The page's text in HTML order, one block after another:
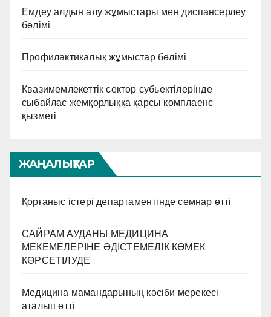
Емдеу алдын алу жұмыстары мен диспансерлеу
бөлімі
Профилактикалық жұмыстар бөлімі
Квазимемлекеттік сектор субьектілерінде
сыбайлас жемқорлыққа қарсы комплаенс
қызметі
ЖАҢАЛЫҚТАР
Қорғаныс істері департаментінде семнар өтті
САЙРАМ АУДАНЫ МЕДИЦИНА
МЕКЕМЕЛЕРІНЕ ӘДІСТЕМЕЛІК КӨМЕК
КӨРСЕТІЛУДЕ
Медицина мамандарының кәсіби мерекесі
аталып өтті